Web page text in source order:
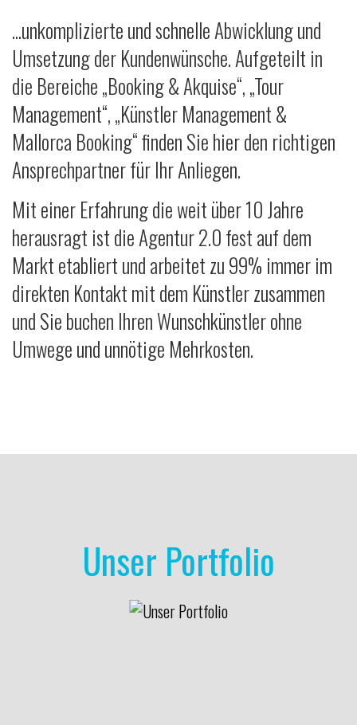
...unkomplizierte und schnelle Abwicklung und
Umsetzung der Kundenwünsche. Aufgeteilt in
die Bereiche „Booking & Akquise“, „Tour
Management“, „Künstler Management &
Mallorca Booking“ finden Sie hier den richtigen
Ansprechpartner für Ihr Anliegen.
Mit einer Erfahrung die weit über 10 Jahre
herausragt ist die Agentur 2.0 fest auf dem
Markt etabliert und arbeitet zu 99% immer im
direkten Kontakt mit dem Künstler zusammen
und Sie buchen Ihren Wunschkünstler ohne
Umwege und unnötige Mehrkosten.
Unser Portfolio